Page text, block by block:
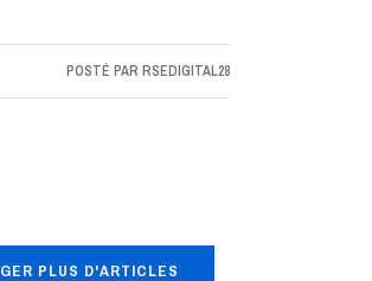
POSTÉ PAR RSEDIGITAL28
PLUS D'ARTICLES